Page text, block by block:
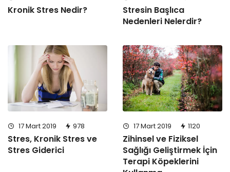
Kronik Stres Nedir?
Stresin Başlıca
Nedenleri Nelerdir?
17 Mart 2019 978
Stres, Kronik Stres ve
Stres Giderici
17 Mart 2019 1120
Zihinsel ve Fiziksel
Sağlığı Geliştirmek İçin
Terapi Köpeklerini